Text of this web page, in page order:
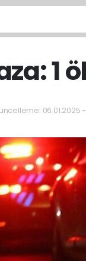
1
06.01.2025